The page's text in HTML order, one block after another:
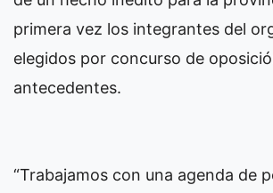
primera vez los integrantes del
elegidos por concurso de
antecedentes.
“Trabajamos con una agenda de